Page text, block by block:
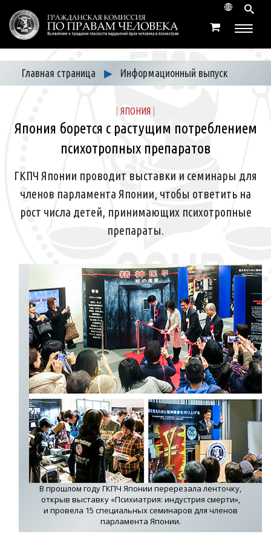
Главная страница ▶ Информационный выпуск
ЯПОНИЯ
Япония борется с растущим потреблением
психотропных препаратов
ГКПЧ Японии проводит выставки и семинары для
членов парламента Японии, чтобы ответить на
рост числа детей, принимающих психотропные
препараты.
В прошлом году ГКПЧ Японии перерезала ленточку,
открыв выставку «Психиатрия: индустрия смерти»,
и провела 15 специальных семинаров для членов
парламента Японии.